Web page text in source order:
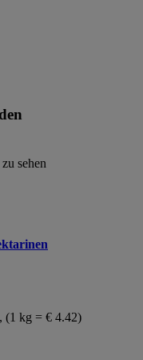
sehen
(1 kg = € 4.42)